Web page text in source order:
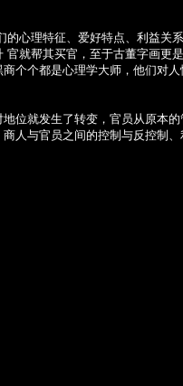
心理特征、爱好特点、利益关
就帮其买官，至于古董字画更
个个都是心理学大师，他们对
位就发生了转变，官员从原本
人与官员之间的控制与反控制